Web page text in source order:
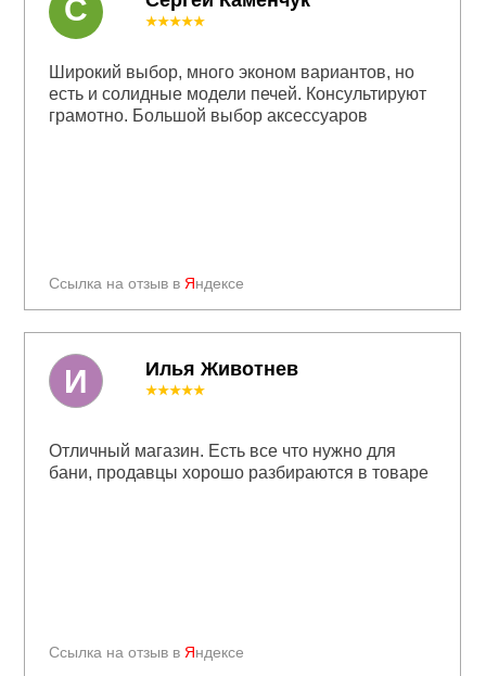
Ссылка на отзыв в Яндексе
★★★★★
Широкий выбор, много эконом вариантов, но
есть и солидные модели печей. Консультируют
грамотно. Большой выбор аксессуаров
С
Илья Животнев
Ссылка на отзыв в Яндексе
★★★★★
Отличный магазин. Есть все что нужно для
бани, продавцы хорошо разбираются в товаре
И